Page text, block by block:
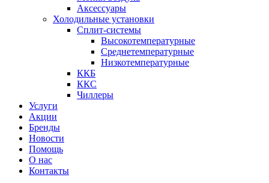
Аксессуары
Холодильные установки
Сплит-системы
Высокотемпературные
Среднетемпературные
Низкотемпературные
ККБ
ККС
Чиллеры
Услуги
Акции
Бренды
Новости
Помощь
О нас
Контакты